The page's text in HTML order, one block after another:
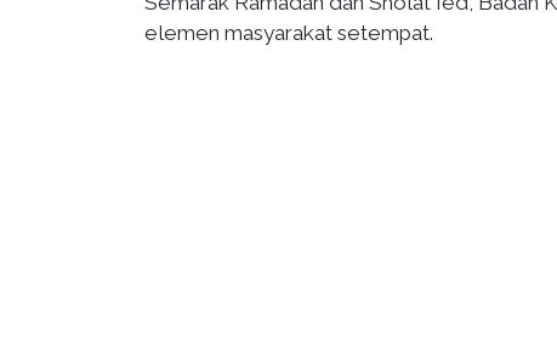
elemen masyarakat setempat.